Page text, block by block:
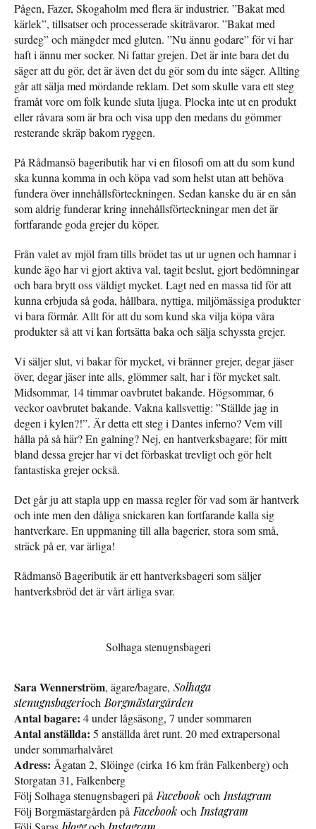
Pågen, Fazer, Skogaholm med flera är industrier. ”Bakat med
kärlek”, tillsatser och processerade skitråvaror. ”Bakat med
surdeg” och mängder med gluten. ”Nu ännu godare” för vi har
haft i ännu mer socker. Ni fattar grejen. Det är inte bara det du
säger att du gör, det är även det du gör som du inte säger. Allting
går att sälja med mördande reklam. Det som skulle vara ett steg
framåt vore om folk kunde sluta ljuga. Plocka inte ut en produkt
eller råvara som är bra och visa upp den medans du gömmer
resterande skräp bakom ryggen.
På Rådmansö bageributik har vi en filosofi om att du som kund
ska kunna komma in och köpa vad som helst utan att behöva
fundera över innehållsförteckningen. Sedan kanske du är en sån
som aldrig funderar kring innehållsförteckningar men det är
fortfarande goda grejer du köper.
Från valet av mjöl fram tills brödet tas ut ur ugnen och hamnar i
kunde ägo har vi gjort aktiva val, tagit beslut, gjort bedömningar
och bara brytt oss väldigt mycket. Lagt ned en massa tid för att
kunna erbjuda så goda, hållbara, nyttiga, miljömässiga produkter
vi bara förmår. Allt för att du som kund ska vilja köpa våra
produkter så att vi kan fortsätta baka och sälja schyssta grejer.
Vi säljer slut, vi bakar för mycket, vi bränner grejer, degar jäser
över, degar jäser inte alls, glömmer salt, har i för mycket salt.
Midsommar, 14 timmar oavbrutet bakande. Högsommar, 6
veckor oavbrutet bakande. Vakna kallsvettig: ”Ställde jag in
degen i kylen?!”. Är detta ett steg i Dantes inferno? Vem vill
hålla på så här? En galning? Nej, en hantverksbagare; för mitt
bland dessa grejer har vi det förbaskat trevligt och gör helt
fantastiska grejer också.
Det går ju att stapla upp en massa regler för vad som är hantverk
och inte men den dåliga snickaren kan fortfarande kalla sig
hantverkare. En uppmaning till alla bagerier, stora som små,
sträck på er, var ärliga!
Rådmansö Bageributik är ett hantverksbageri som säljer
hantverksbröd det är vårt ärliga svar.
Solhaga stenugnsbageri
Sara Wennerström, ägare/bagare,Solhaga
stenugnsbageriochBorgmästargården
Antal bagare: 4 under lågsäsong, 7 under sommaren
Antal anställda: 5 anställda året runt. 20 med extrapersonal
under sommarhalvåret
Adress: Ågatan 2, Slöinge (cirka 16 km från Falkenberg) och
Storgatan 31, Falkenberg
Följ Solhaga stenugnsbageri påFacebook ochInstagram
Följ Borgmästargården påFacebook ochInstagram